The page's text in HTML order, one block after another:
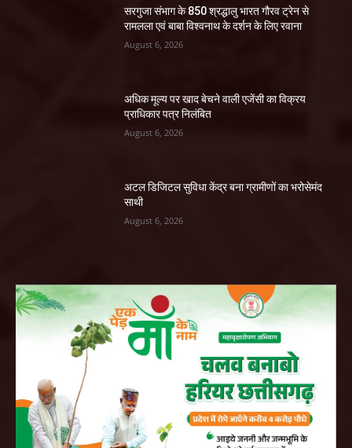
सरगुजा संभाग के 850 श्रद्धालु भारत गौरव ट्रेन से
रामलला एवं बाबा विश्वनाथ के दर्शन के लिए रवाना
August 6, 2026
अधिक मूल्य पर खाद बेचने वाली एजेंसी का विक्रय
प्राधिकार पत्र निलंबित
August 6, 2026
अटल डिजिटल सुविधा केंद्र बना ग्रामीणों का भरोसेमंद
साथी
August 6, 2026